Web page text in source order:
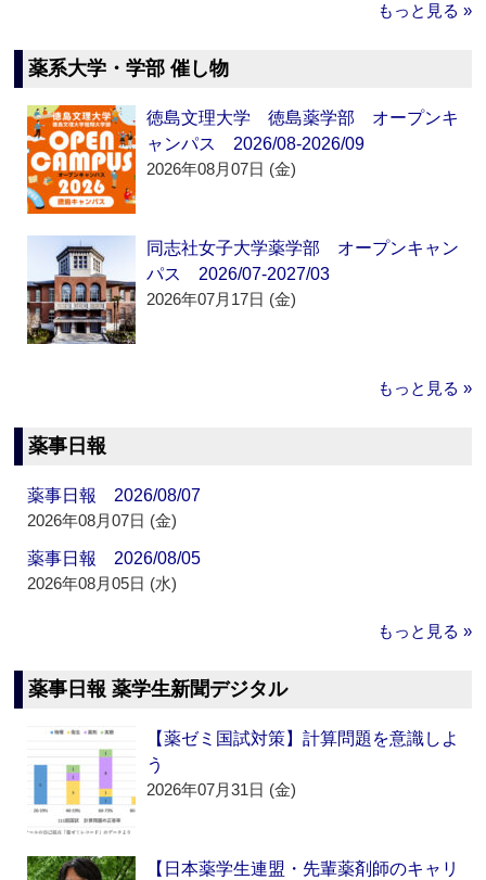
もっと見る »
薬系大学・学部 催し物
徳島文理大学 徳島薬学部 オープンキ
ャンパス 2026/08-2026/09
2026年08月07日 (金)
同志社女子大学薬学部 オープンキャン
パス 2026/07-2027/03
2026年07月17日 (金)
もっと見る »
薬事日報
薬事日報 2026/08/07
2026年08月07日 (金)
薬事日報 2026/08/05
2026年08月05日 (水)
もっと見る »
薬事日報 薬学生新聞デジタル
【薬ゼミ国試対策】計算問題を意識しよ
う
2026年07月31日 (金)
【日本薬学生連盟・先輩薬剤師のキャリ